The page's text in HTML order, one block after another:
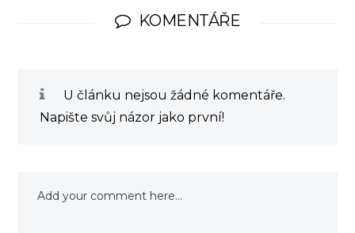
KOMENTÁŘE
U článku nejsou žádné komentáře.
Napište svůj názor jako první!